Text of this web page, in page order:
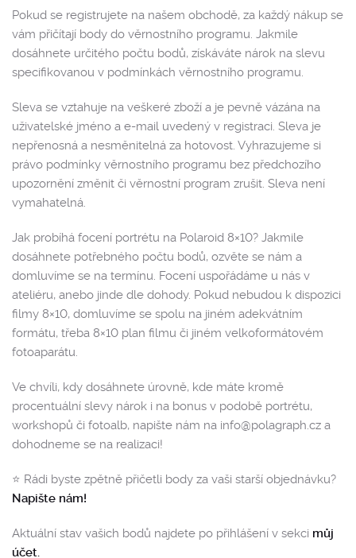
Pokud se registrujete na našem obchodě, za každý nákup se
vám přičítají body do věrnostního programu. Jakmile
dosáhnete určitého počtu bodů, získáváte nárok na slevu
specifikovanou v podmínkách věrnostního programu.
Sleva se vztahuje na veškeré zboží a je pevně vázána na
uživatelské jméno a e-mail uvedený v registraci. Sleva je
nepřenosná a nesměnitelná za hotovost. Vyhrazujeme si
právo podmínky věrnostního programu bez předchozího
upozornění změnit či věrnostní program zrušit. Sleva není
vymahatelná.
Jak probíhá focení portrétu na Polaroid 8×10? Jakmile
dosáhnete potřebného počtu bodů, ozvěte se nám a
domluvíme se na termínu. Focení uspořádáme u nás v
ateliéru, anebo jinde dle dohody. Pokud nebudou k dispozici
filmy 8×10, domluvíme se spolu na jiném adekvátním
formátu, třeba 8×10 plan filmu či jiném velkoformátovém
fotoaparátu.
Ve chvíli, kdy dosáhnete úrovně, kde máte kromě
procentuální slevy nárok i na bonus v podobě portrétu,
workshopů či fotoalb, napište nám na info@polagraph.cz a
dohodneme se na realizaci!
⭐️ Rádi byste zpětně přičetli body za vaši starší objednávku?
Napište nám!
Aktuální stav vašich bodů najdete po přihlášení v sekci můj
účet.